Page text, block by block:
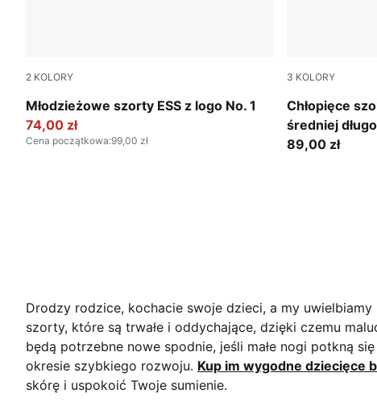
2 KOLORY
Młodzieżowe szorty ESS z logo No. 1
Puma Black
74,00 zł
Cena początkowa:99,00 zł
3 KOLORY
Chłopięce
średniej
bright blue
89,00 zł
Drodzy rodzice, kochacie swoje dzieci, a my
szorty, które są trwałe i oddychające, dzięki czemu
będą potrzebne nowe spodnie, jeśli małe nogi potkną
okresie szybkiego rozwoju. Kup im wygodne dziecięce
skórę i uspokoić Twoje sumienie.